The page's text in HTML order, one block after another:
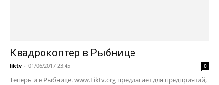
Квадрокоптер в Рыбнице
liktv - 01/06/2017 23:45 0
Теперь и в Рыбнице. www.Liktv.org предлагает для предприятий,